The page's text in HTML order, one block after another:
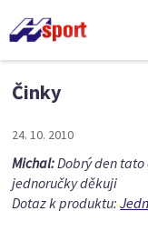
Činky
24. 10. 2010
Michal:Dobrý den
jednoručky děkuji
Dotaz k produktu: